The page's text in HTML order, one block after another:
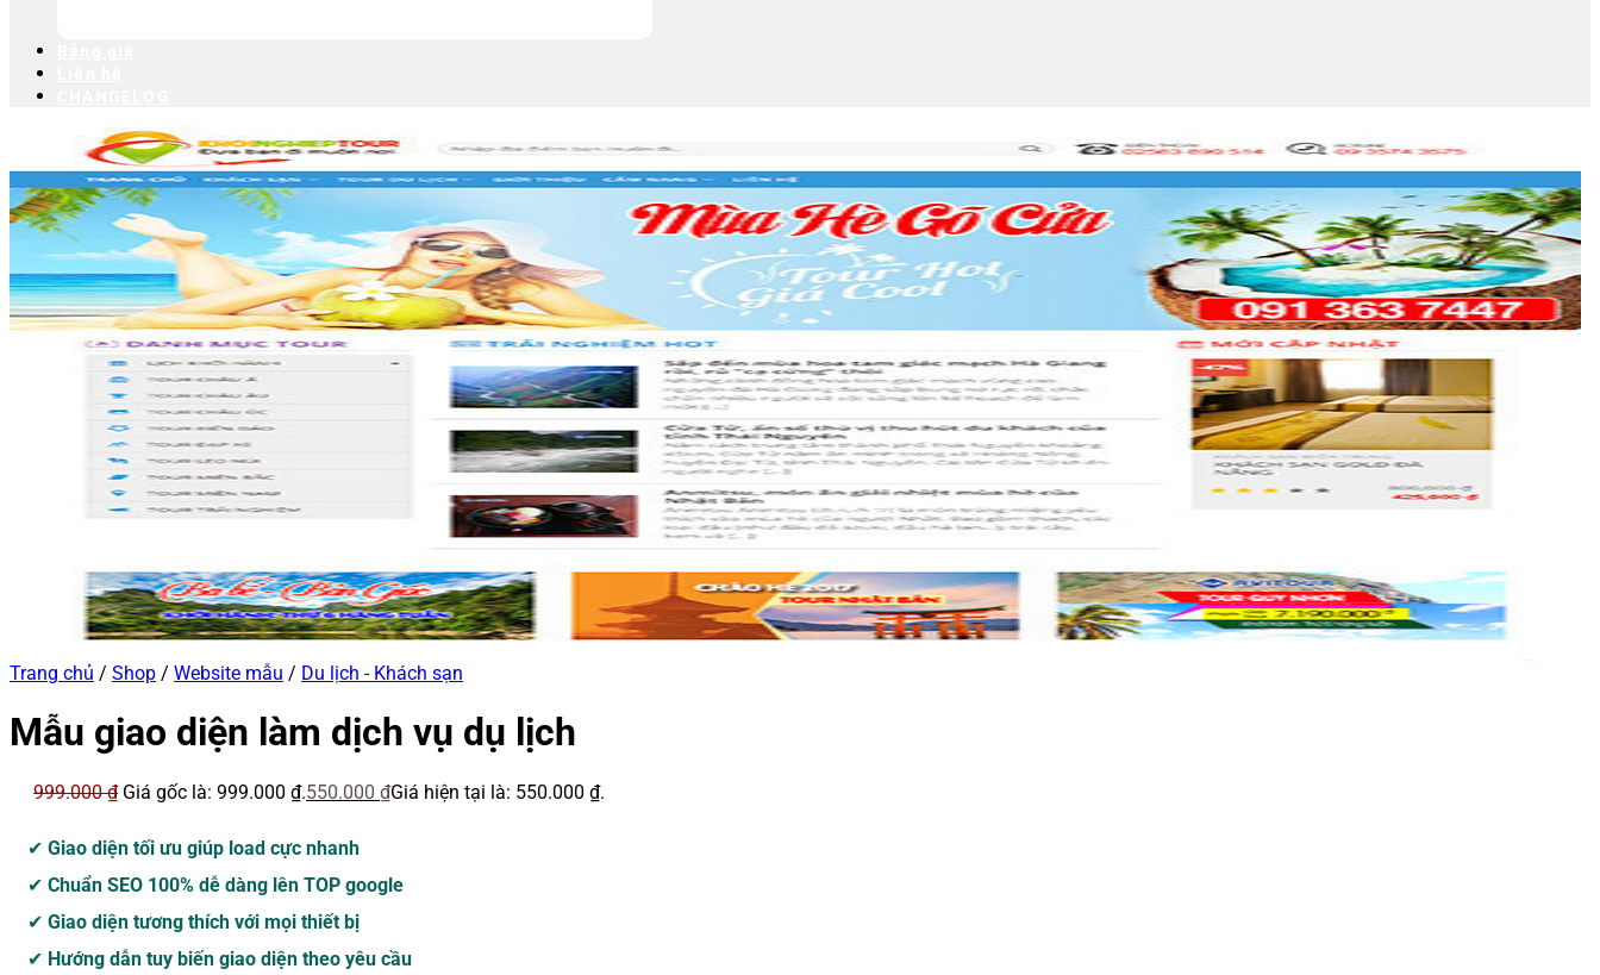
Trang chủ / Shop / Website mẫu / Du lịch - Khách sạn
Mẫu giao diện làm dịch vụ dụ lịch
999.000₫ Giá gốc là: 999.000 ₫.550.000 ₫Giá hiện tại là: 550.000 ₫.
✔ Giao diện tối ưu giúp load cực nhanh
✔ Chuẩn SEO 100% dễ dàng lên TOP google
✔ Giao diện tương thích với mọi thiết bị
✔ Hướng dẫn tuy biến giao diện theo yêu cầu